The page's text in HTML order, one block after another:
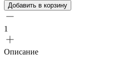
Добавить в корзину
1
Описание